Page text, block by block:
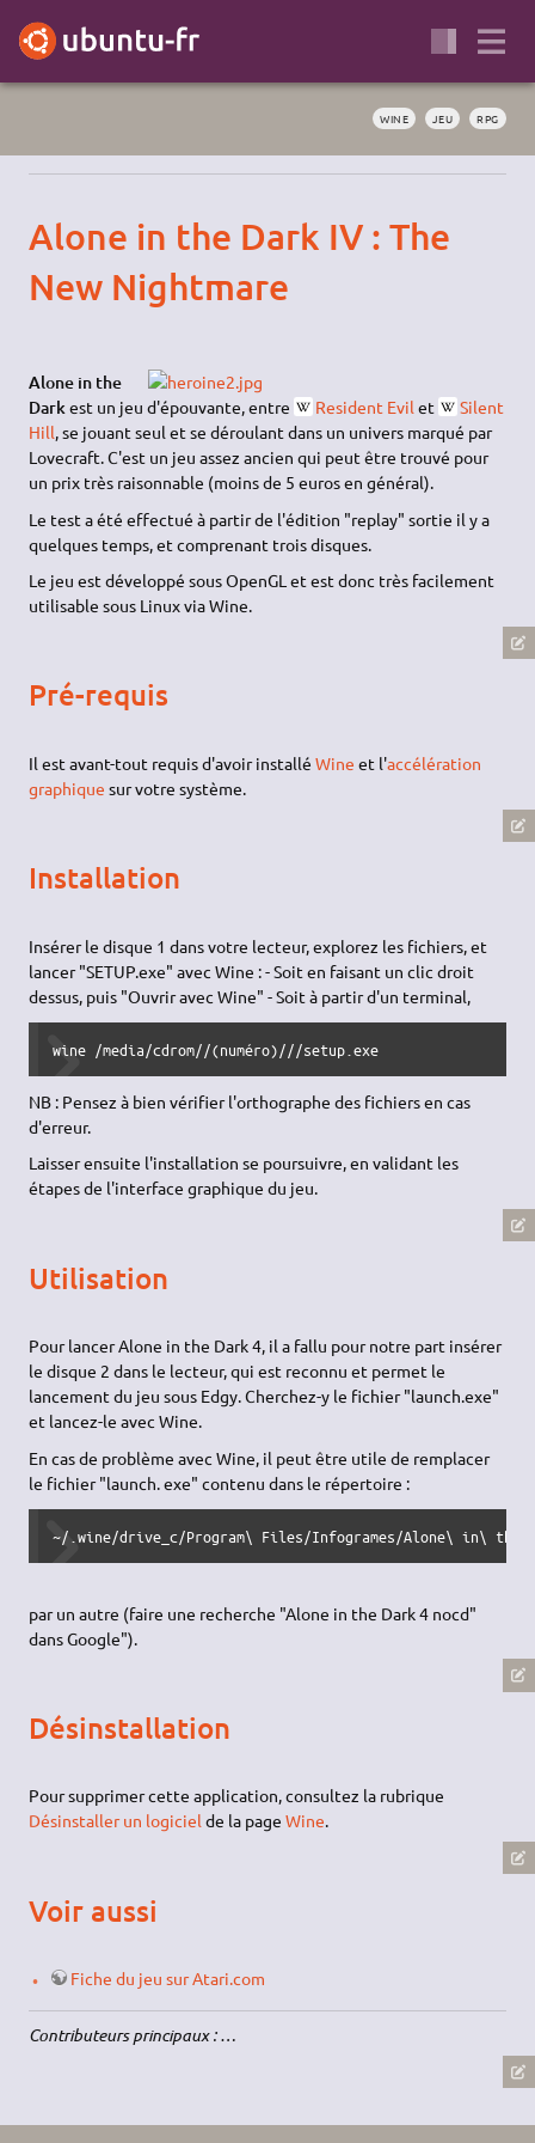
WINE JEU RPG
Alone in the Dark IV : The
New Nightmare
Alone in the
Darkest un jeu d'épouvante, entre Resident Evil et
Silent
Hill, se jouant seul et se déroulant dans un univers marqué par
Lovecraft. C'est un jeu assez ancien qui peut être trouvé pour
un prix très raisonnable (moins de 5 euros en général).
Le test a été effectué à partir de l'édition "replay" sortie il y a
quelques temps, et comprenant trois disques.
Le jeu est développé sous OpenGL et est donc très facilement
utilisable sous Linux via Wine.
Pré-requis
Il est avant-tout requis d'avoir installéWine et l'accélération
graphique sur votre système.
Installation
Insérer le disque 1 dans votre lecteur, explorez les fichiers, et
lancer "SETUP.exe" avec Wine : - Soit en faisant un clic droit
dessus, puis "Ouvrir avec Wine" - Soit à partir d'un terminal,
wine /media/cdrom//(numéro)///setup.exe
NB : Pensez à bien vérifier l'orthographe des fichiers en cas
d'erreur.
Laisser ensuite l'installation se poursuivre, en validant les
étapes de l'interface graphique du jeu.
Utilisation
Pour lancer Alone in the Dark 4, il a fallu pour notre part insérer
le disque 2 dans le lecteur, qui est reconnu et permet le
lancement du jeu sous Edgy. Cherchez-y le fichier "launch.exe"
et lancez-le avec Wine.
En cas de problème avec Wine, il peut être utile de remplacer
le fichier "launch. exe" contenu dans le répertoire :
~/.wine/drive_c/Program\ Files/Infogrames/Alone\ in\ the\
par un autre (faire une recherche "Alone in the Dark 4 nocd"
dans Google").
Désinstallation
Pour supprimer cette application, consultez la rubrique
Désinstaller un logiciel de la pageWine.
Voir aussi
Fiche du jeu sur Atari.com
Contributeurs principaux : …